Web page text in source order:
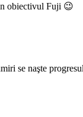
obiectivul Fuji 😉
se naşte